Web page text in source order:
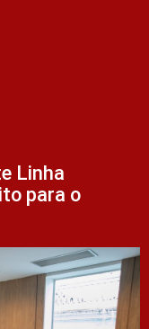
Linha
para o